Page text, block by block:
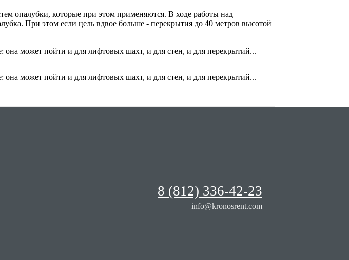
опалубки, которые при этом применяются. В ходе работы над
При этом если цель вдвое больше - перекрытия до 40 метров высотой
она может пойти и для лифтовых шахт, и для стен, и для перекрытий...
она может пойти и для лифтовых шахт, и для стен, и для перекрытий...
8 (812) 336-42-23
info@kronosrent.com